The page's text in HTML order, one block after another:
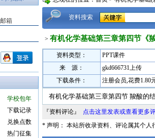
学校包年
下载记录
兑换点数
热门征集
资料搜索
> 有机化学基础第三章第四节《
资料类型：
PPT课件
来 源：
gkd666731上传
下载条件：
注册会员,花费1.80
有机化学基础第三章第四节 羧酸的
『资料评论』 点击这里发表或查看更多
* 声明： 本站所收录资料、评论属其个人